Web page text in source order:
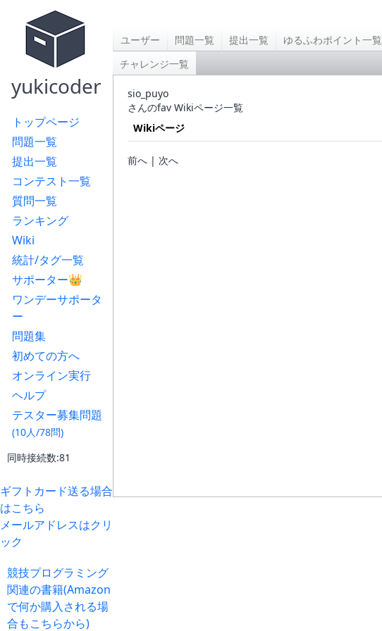
yukicoder
トップページ
問題一覧
提出一覧
コンテスト一覧
質問一覧
ランキング
Wiki
統計/タグ一覧
サポーター👑
ワンデーサポータ
ー
問題集
初めての方へ
オンライン実行
ヘルプ
テスター募集問題
(10人/78問)
同時接続数:81
ギフトカード送る場合
はこちら
メールアドレスはクリ
ック
競技プログラミング
関連の書籍(Amazon
で何か購入される場
合もこちらから)
ユーザー 問題一覧 提出一覧 ゆるふわポイント一覧
チャレンジ一覧
sio_puyo
さんのfav Wikiページ一覧
Wikiページ
前へ | 次へ